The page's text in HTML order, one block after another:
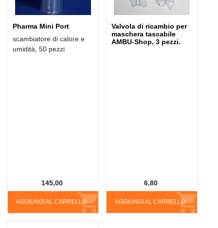
Pharma Mini Port
scambiatore di calore e
umidità, 50 pezzi
AGGIUNGI AL CARRELLO
145,00
Valvola di ricambio per
maschera tascabile
AMBU-Shop, 3 pezzi.
AGGIUNGI AL CARRELLO
6,80